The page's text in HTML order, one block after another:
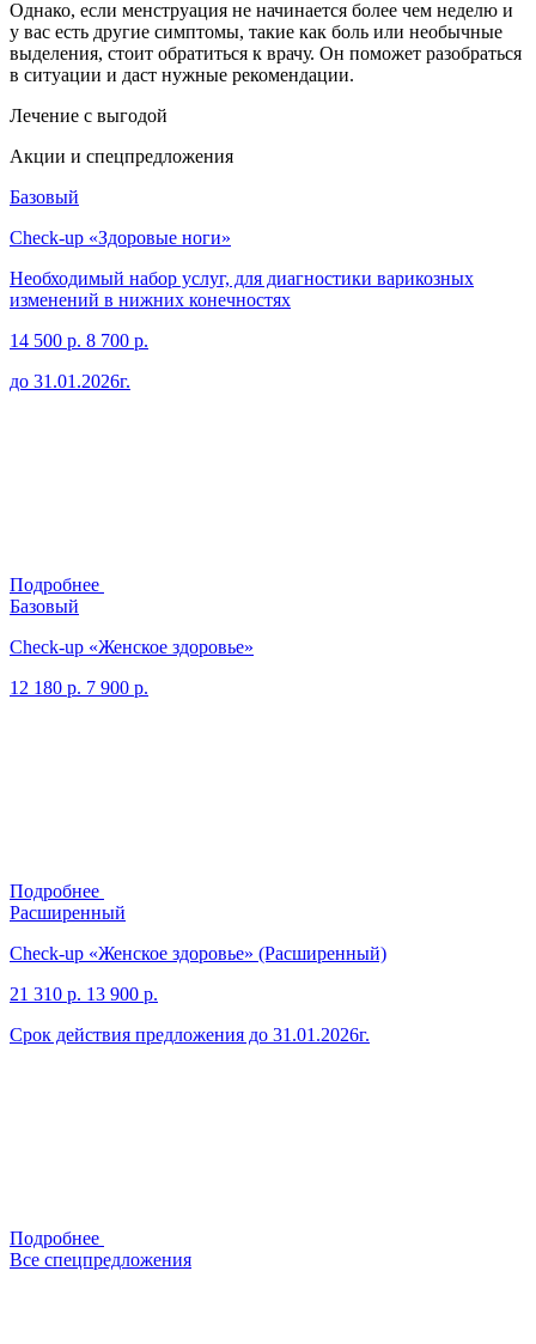
Однако, если менструация не начинается более чем неделю и
у вас есть другие симптомы, такие как боль или необычные
выделения, стоит обратиться к врачу. Он поможет разобраться
в ситуации и даст нужные рекомендации.
Лечение с выгодой
Акции и спецпредложения
Базовый
Check-up «Здоровые ноги»
Необходимый набор услуг, для диагностики варикозных
изменений в нижних конечностях
14 500 р. 8 700 р.
до 31.01.2026г.
Подробнее
Базовый
Check-up «Женское здоровье»
12 180 р. 7 900 р.
Подробнее
Расширенный
Check-up «Женское здоровье» (Расширенный)
21 310 р. 13 900 р.
Срок действия предложения до 31.01.2026г.
Подробнее
Все спецпредложения